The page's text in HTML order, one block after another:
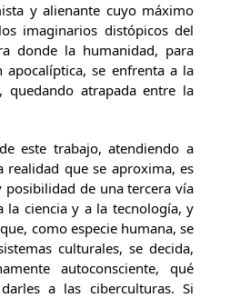
y alienante cuyo máximo
imaginarios distópicos del
donde la humanidad, para
se enfrenta a la
quedando atrapada entre la
este trabajo, atendiendo a
realidad que se aproxima, es
posibilidad de una tercera vía
la ciencia y a la tecnología, y
como especie humana, se
culturales, se decida,
autoconsciente, qué
a las ciberculturas. Si